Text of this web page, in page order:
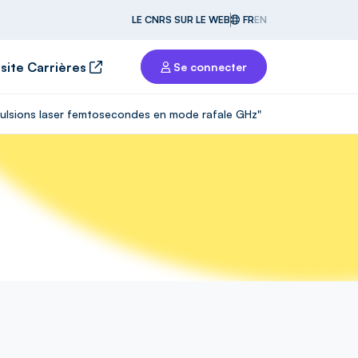
LE CNRS SUR LE WEB FREN
Carrières Se connecter
laser femtosecondes en mode rafale GHz"